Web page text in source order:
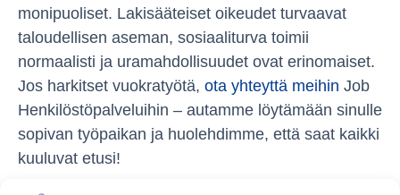
monipuoliset. Lakisääteiset oikeudet turvaavat
taloudellisen aseman, sosiaaliturva toimii
normaalisti ja uramahdollisuudet ovat erinomaiset.
Jos harkitset vuokratyötä, ota yhteyttä meihin Job
Henkilöstöpalveluihin – autamme löytämään sinulle
sopivan työpaikan ja huolehdimme, että saat kaikki
kuuluvat etusi!